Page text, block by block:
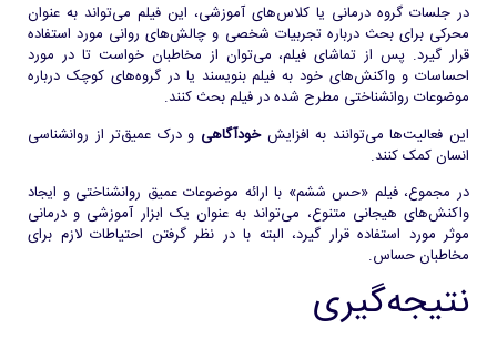
در جلسات گروه درمانی یا کلاس‌های آموزشی، این فیلم می‌تواند به عنوان
محرکی برای بحث درباره تجربیات شخصی و چالش‌های روانی مورد استفاده
قرار گیرد. پس از تماشای فیلم، می‌توان از مخاطبان خواست تا در مورد
احساسات و واکنش‌های خود به فیلم بنویسند یا در گروه‌های کوچک درباره
موضوعات روانشناختی مطرح شده در فیلم بحث کنند.
این فعالیت‌ها می‌توانند به افزایشخودآگاهی و درک عمیق‌تر از روانشناسی
انسان کمک کنند.
در مجموع، فیلم «حس ششم» با ارائه موضوعات عمیق روانشناختی و ایجاد
واکنش‌های هیجانی متنوع، می‌تواند به عنوان یک ابزار آموزشی و درمانی
موثر مورد استفاده قرار گیرد، البته با در نظر گرفتن احتیاطات لازم برای
مخاطبان حساس.
نتیجه‌گیری